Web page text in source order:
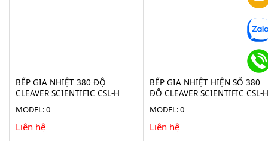
BẾP GIA NHIỆT 380 ĐỘ
CLEAVER SCIENTIFIC CSL-H
MODEL: 0
Liên hệ
BẾP GIA NHIỆT HIỆN SỐ 380
ĐỘ CLEAVER SCIENTIFIC CSL-H
MODEL: 0
Liên hệ